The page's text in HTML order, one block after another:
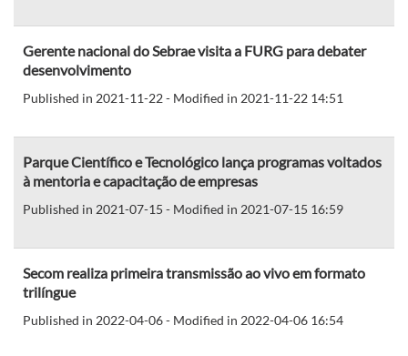
Gerente nacional do Sebrae visita a FURG para debater
desenvolvimento
Published in 2021-11-22 - Modified in 2021-11-22 14:51
Parque Científico e Tecnológico lança programas voltados
à mentoria e capacitação de empresas
Published in 2021-07-15 - Modified in 2021-07-15 16:59
Secom realiza primeira transmissão ao vivo em formato
trilíngue
Published in 2022-04-06 - Modified in 2022-04-06 16:54